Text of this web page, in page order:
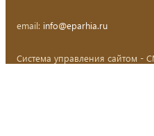
email: info@eparhia.ru
Система управления сайтом -